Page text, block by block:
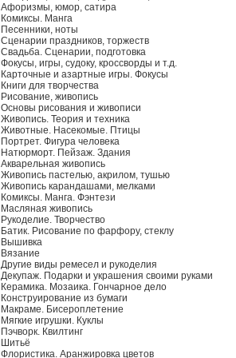
Афоризмы, юмор, сатира
Комиксы. Манга
Песенники, ноты
Сценарии праздников, торжеств
Свадьба. Сценарии, подготовка
Фокусы, игры, судоку, кроссворды и т.д.
Карточные и азартные игры. Фокусы
Книги для творчества
Рисование, живопись
Основы рисования и живописи
Живопись. Теория и техника
Животные. Насекомые. Птицы
Портрет. Фигура человека
Натюрморт. Пейзаж. Здания
Акварельная живопись
Живопись пастелью, акрилом, тушью
Живопись карандашами, мелками
Комиксы. Манга. Фэнтези
Масляная живопись
Рукоделие. Творчество
Батик. Рисование по фарфору, стеклу
Вышивка
Вязание
Другие виды ремесел и рукоделия
Декупаж. Подарки и украшения своими руками
Керамика. Мозаика. Гончарное дело
Конструирование из бумаги
Макраме. Бисероплетение
Мягкие игрушки. Куклы
Пэчворк. Квилтинг
Шитьё
Флористика. Аранжировка цветов